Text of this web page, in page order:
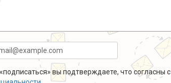
вы подтверждаете, что согласны с